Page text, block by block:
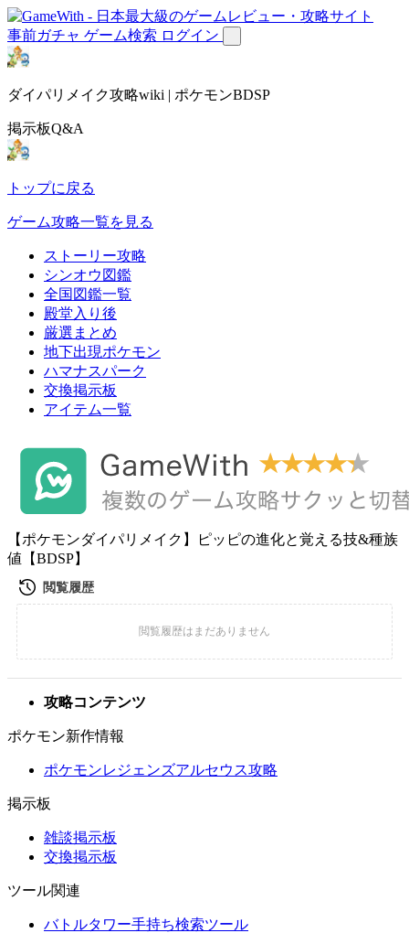
事前ガチャ ゲーム検索 ログイン
ダイパリメイク攻略wiki | ポケモンBDSP
掲示板Q&A
トップに戻る
ゲーム攻略一覧を見る
ストーリー攻略
シンオウ図鑑
全国図鑑一覧
殿堂入り後
厳選まとめ
地下出現ポケモン
ハマナスパーク
交換掲示板
アイテム一覧
【ポケモンダイパリメイク】ピッピの進化と覚える技&種族
値【BDSP】
攻略コンテンツ
ポケモン新作情報
ポケモンレジェンズアルセウス攻略
掲示板
雑談掲示板
交換掲示板
ツール関連
バトルタワー手持ち検索ツール